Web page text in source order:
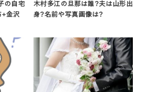
の自宅
+金沢
木村多江の旦那は誰?夫は山形出
身?名前や写真画像は?